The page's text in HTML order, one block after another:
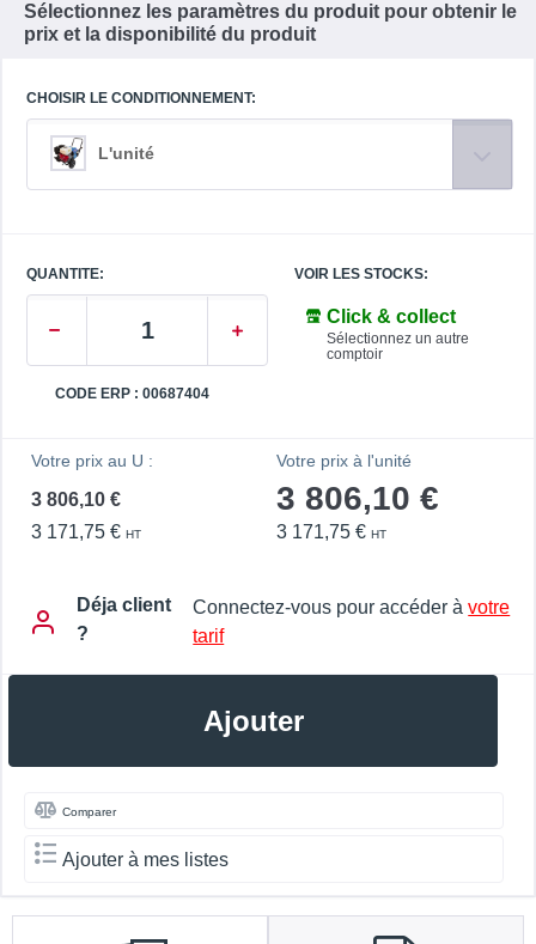
Sélectionnez les paramètres du produit pour obtenir le
prix et la disponibilité du produit
CHOISIR LE CONDITIONNEMENT:
L'unité
QUANTITE:
CODE ERP : 00687404
VOIR LES STOCKS:
Click & collect
Sélectionnez un autre
comptoir
Votre prix au U :
3 806,10 €
3 171,75 € HT
Votre prix à l'unité
3 806,10 €
3 171,75 € HT
Déja client
?
Connectez-vous pour accéder àvotre
tarif
Ajouter
Comparer
Ajouter à mes listes